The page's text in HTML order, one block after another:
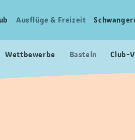
Ausflüge & Freizeit
Wettbewerbe Basteln Club-